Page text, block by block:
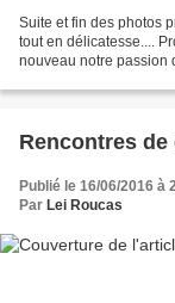
Suite et fin des photos
tout en délicatesse....
nouveau notre passion
Rencontres
Publié le 16/06/2016 à
Par Lei Roucas